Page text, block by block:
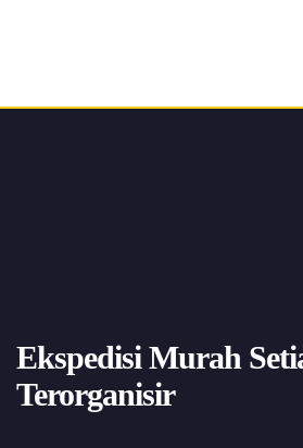
Ekspedisi Murah
Terorganisir